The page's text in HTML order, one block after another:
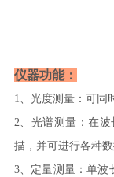
仪器功能：
1、光度测量：可同
2、光谱测量：在波
描，并可进行各种
3、定量测量：单波